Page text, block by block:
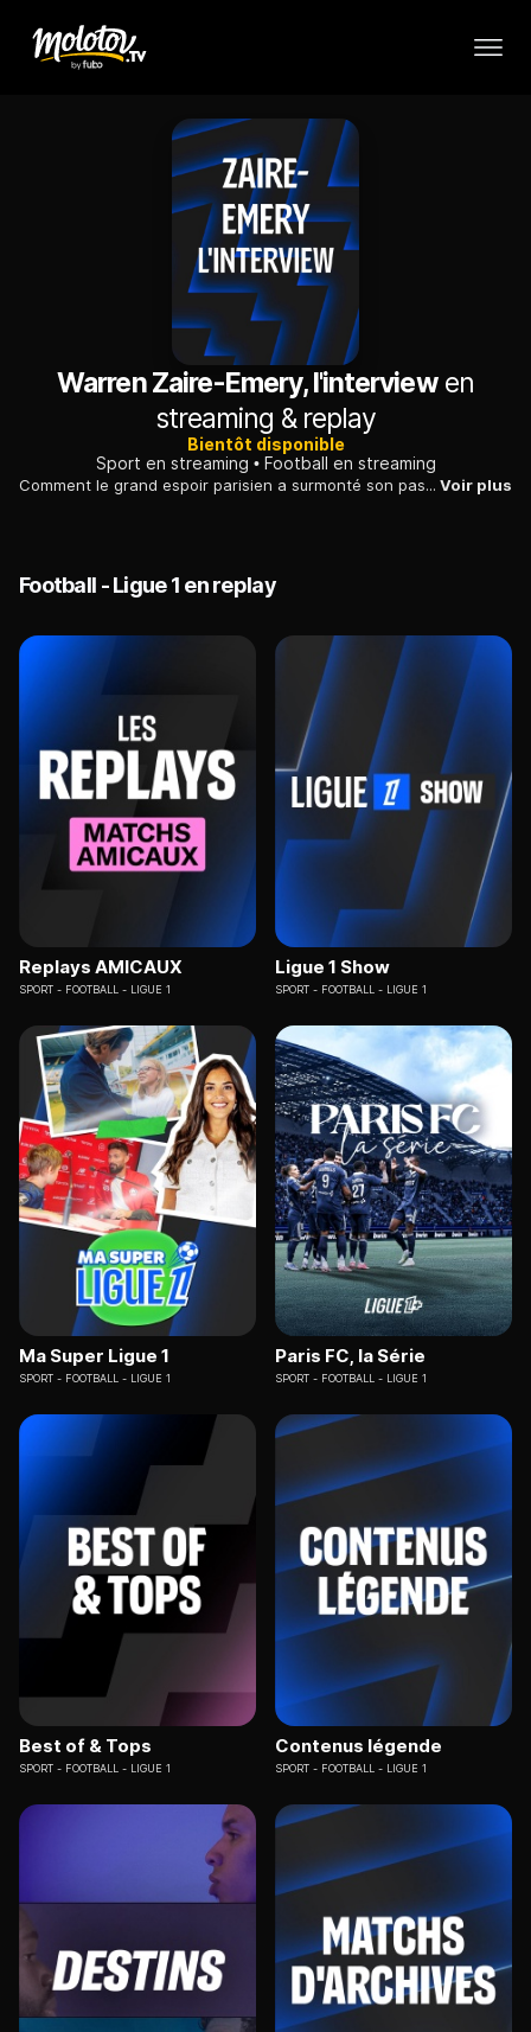
Warren Zaire-Emery, l'interviewen
streaming & replay
Bientôt disponible
Sport en streaming
Football en streaming
Comment le grand espoir parisien a surmonté son passage à vide et s'est réinventé au poste de latéral droit ? Nouveau titre national et rêve américain en ligne de mire ? Voir plus
Football - Ligue 1 en replay
Replays AMICAUX
SPORT FOOTBALL - LIGUE 1
Ligue 1 Show
SPORT FOOTBALL - LIGUE 1
Ma Super Ligue 1
SPORT FOOTBALL - LIGUE 1
Paris FC, la Série
SPORT FOOTBALL - LIGUE 1
Best of & Tops
SPORT FOOTBALL - LIGUE 1
Contenus légende
SPORT FOOTBALL - LIGUE 1